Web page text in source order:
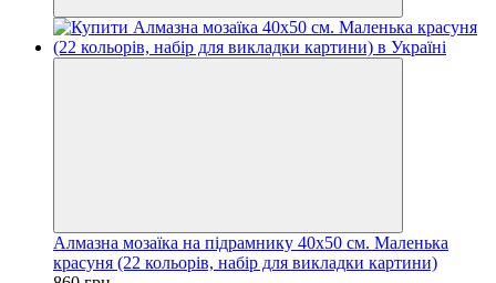
Алмазна мозаїка на підрамнику 40х50 см. Маленька
красуня (22 кольорів, набір для викладки картини)